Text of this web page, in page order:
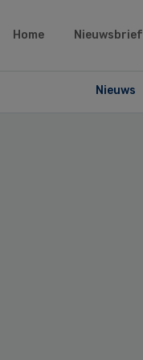
Home Nieuwsbrief
Nieuws